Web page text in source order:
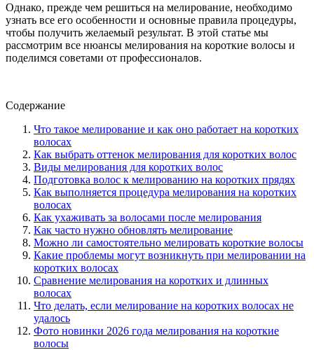
Однако, прежде чем решиться на мелирование, необходимо
узнать все его особенности и основные правила процедуры,
чтобы получить желаемый результат. В этой статье мы
рассмотрим все нюансы мелирования на короткие волосы и
поделимся советами от профессионалов.
Содержание
Что такое мелирование и как оно работает на коротких
волосах
Как выбрать оттенок мелирования для коротких волос
Виды мелирования для коротких волос
Подготовка волос к мелированию на коротких прядях
Как выполняется процедура мелирования на коротких
волосах
Как ухаживать за волосами после мелирования
Как часто нужно обновлять мелирование
Можно ли самостоятельно мелировать короткие волосы
Какие проблемы могут возникнуть при мелировании на
коротких волосах
Сравнение мелирования на коротких и длинных
волосах
Что делать, если мелирование на коротких волосах не
удалось
Фото новинки 2026 года мелирования на короткие
волосы